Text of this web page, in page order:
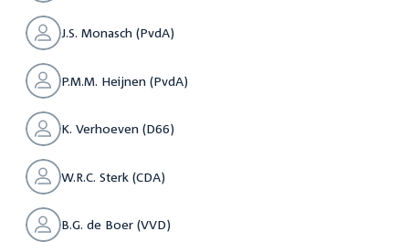
J.S. Monasch (PvdA)
P.M.M. Heijnen (PvdA)
K. Verhoeven (D66)
W.R.C. Sterk (CDA)
B.G. de Boer (VVD)